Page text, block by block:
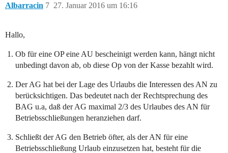
Albarracin 27. Januar 2016 um 16:16
7
Hallo,
Ob für eine OP eine AU bescheinigt werden kann, hängt nicht
unbedingt davon ab, ob diese Op von der Kasse bezahlt wird.
Der AG hat bei der Lage des Urlaubs die Interessen des AN zu
berücksichtigen. Das bedeutet nach der Rechtsprechung des
BAG u.a, daß der AG maximal 2/3 des Urlaubes des AN für
Betriebsschließungen heranziehen darf.
Schließt der AG den Betrieb öfter, als der AN für eine
Betriebsschließung Urlaub einzusetzen hat, besteht für die